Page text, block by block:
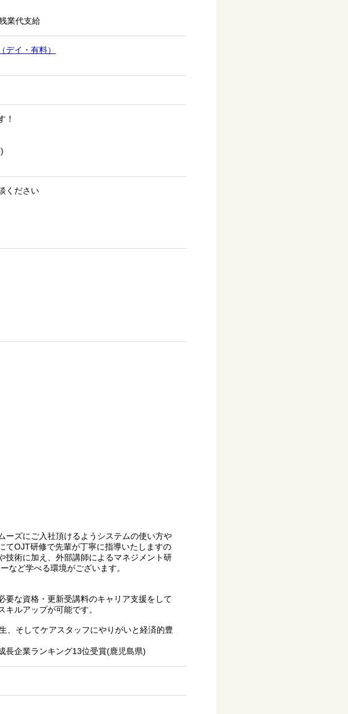
業代支給
デイ・有料）
！
ください
ーズにご入社頂けるようシステムの使い方や
てOJT研修で先輩が丁寧に指導いたしますの
技術に加え、外部講師によるマネジメント研
など学べる環境がございます。
要な資格・更新受講料のキャリア支援をして
ルアップが可能です。
、そしてケアスタッフにやりがいと経済的豊
企業ランキング13位受賞(鹿児島県)